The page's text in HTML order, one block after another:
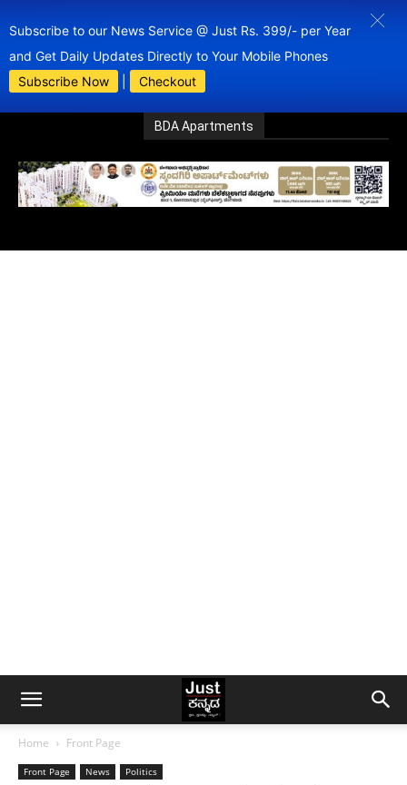
Subscribe to our News Service @ Just Rs. 399/- per Year
and Get Daily Updates Directly to Your Mobile Phones
Subscribe Now
Checkout
BDA Apartments
Home Front Page
Front Page News Politics